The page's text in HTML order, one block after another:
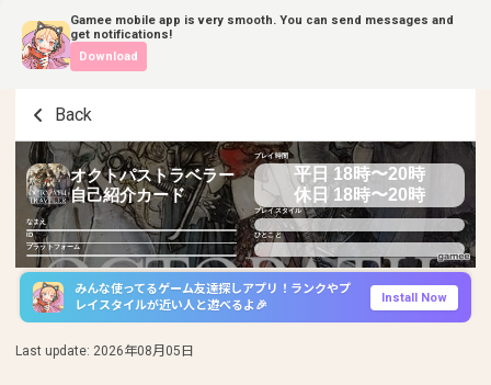
Gamee mobile app is very smooth. You can send messages and
get notifications!
Download
Back
オクトパストラベラー
自己紹介カード
なまえ
ID
プラットフォーム
プレイ時間
平日 18時〜20時
休日 18時〜20時
プレイスタイル
ひとこと
みんな使ってるゲーム友達探しアプリ！ランクやプ
レイスタイルが近い人と遊べるよ🎉
Install Now
Last update: 2026年08月05日